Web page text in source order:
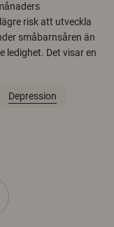
risk att utveckla
småbarnsåren än
ledighet. Det visar en
Depression